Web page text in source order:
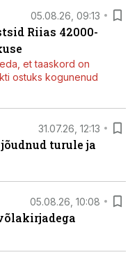
05.08.26, 09:13
Riias 42000-
et taaskord on
ostuks kogunenud
31.07.26, 12:13
turule ja
05.08.26, 10:08